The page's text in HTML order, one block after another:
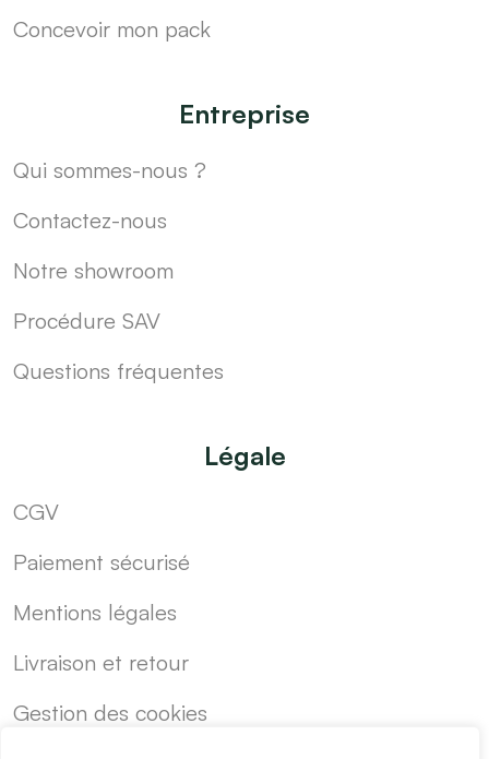
Concevoir mon pack
Entreprise
Qui sommes-nous ?
Contactez-nous
Notre showroom
Procédure SAV
Questions fréquentes
Légale
CGV
Paiement sécurisé
Mentions légales
Livraison et retour
Gestion des cookies